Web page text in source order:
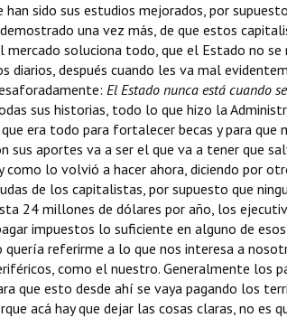
han sido sus estudios mejorados, por
una vez más, de que estos
soluciona todo, que el Estado no se
diarios, después cuando les va mal
 El Estado nunca está cuando se
sus historias, todo lo que hizo la
era todo para fortalecer becas y para que
sus aportes va a ser el que va a tener que
como lo volvió a hacer ahora, diciendo por
de los capitalistas, por supuesto que
24 millones de dólares por año, los
impuestos lo suficiente en alguno de
quería referirme a lo que nos interesa a
como el nuestro. Generalmente los
que esto desde ahí se vaya pagando los
acá hay que dejar las cosas claras, no es